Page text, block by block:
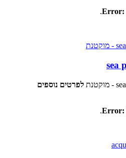
Error:
לפרטים נוספים
Error: